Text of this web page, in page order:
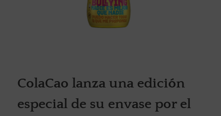
ColaCao lanza una edición
especial de su envase por el